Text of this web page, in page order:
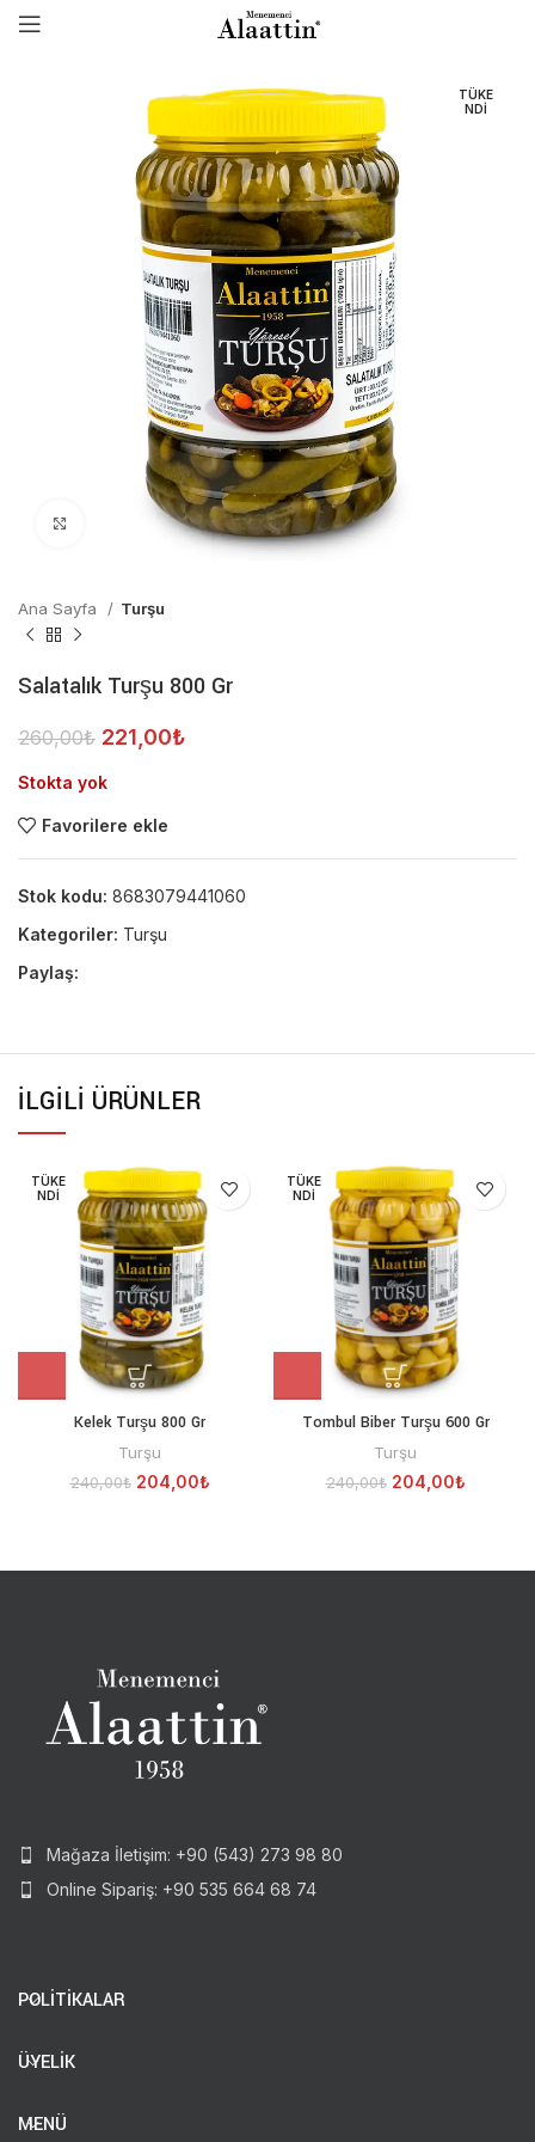
TÜKE
NDI
Click to enlarge
Ana Sayfa Turşu
Salatalık Turşu 800 Gr
260,00₺ 221,00₺
Stokta yok
Favorilere ekle
Stok kodu: 8683079441060
Kategoriler: Turşu
Paylaş:
İLGILI ÜRÜNLER
TÜKE
NDI
Kelek Turşu 800 Gr
Turşu
240,00₺ 204,00₺
TÜKE
NDI
Tombul Biber Turşu 600 Gr
Turşu
240,00₺ 204,00₺
Mağaza İletişim: +90 (543) 273 98 80
Online Sipariş: +90 535 664 68 74
POLİTİKALAR
ÜYELİK
MENÜ